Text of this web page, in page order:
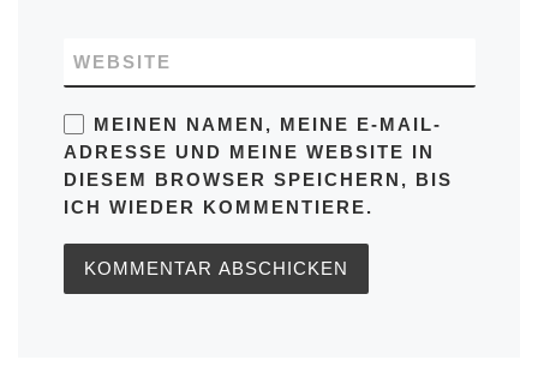
WEBSITE
MEINEN NAMEN, MEINE E-MAIL-
ADRESSE UND MEINE WEBSITE IN
DIESEM BROWSER SPEICHERN, BIS
ICH WIEDER KOMMENTIERE.